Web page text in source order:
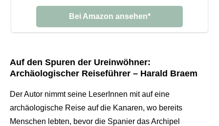
Bei Amazon ansehen*
Auf den Spuren der Ureinwöhner:
Archäologischer Reiseführer – Harald Braem
Der Autor nimmt seine LeserInnen mit auf eine
archäologische Reise auf die Kanaren, wo bereits
Menschen lebten, bevor die Spanier das Archipel